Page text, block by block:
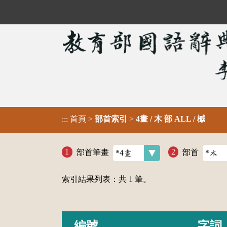
::: 首頁 > 部首索引 > 4畫 / 木 部 ALL / 槭
部首筆畫 部首
索引結果列表：共 1 筆。